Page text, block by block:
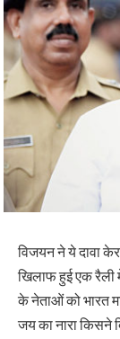
विजयन ने ये दावा
खिलाफ हुई एक रैली
के नेताओं को भारत
जय का नारा किसने